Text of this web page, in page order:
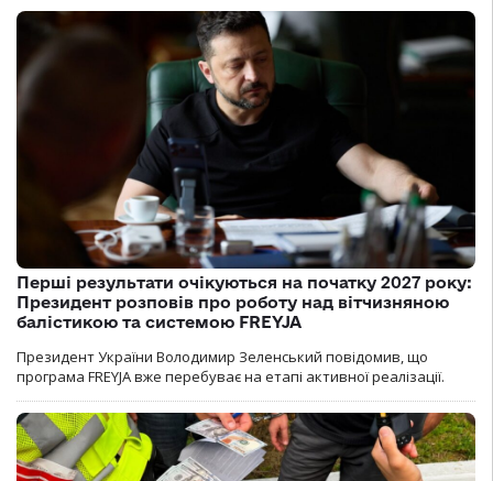
Перші результати очікуються на початку 2027 року:
Президент розповів про роботу над вітчизняною
балістикою та системою FREYJA
Президент України Володимир Зеленський повідомив, що
програма FREYJA вже перебуває на етапі активної реалізації.